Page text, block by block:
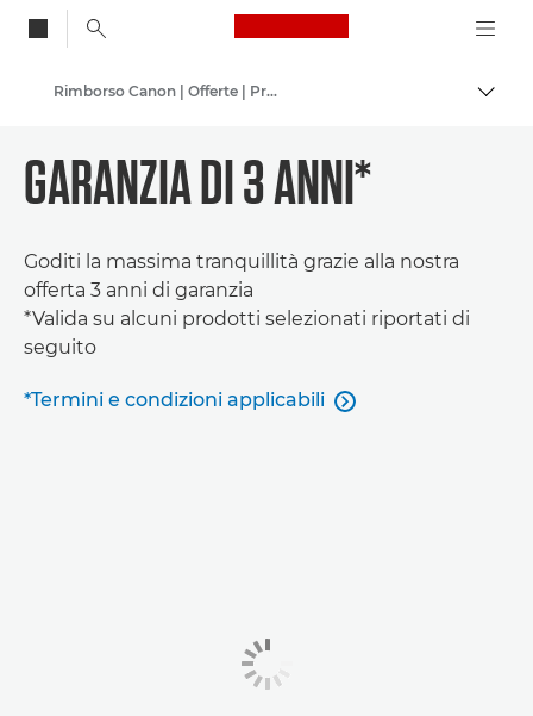
Canon Logo, back
Rimborso Canon | Offerte | Promozioni
GARANZIA DI 3 ANNI*
Goditi la massima tranquillità grazie alla nostra
offerta 3 anni di garanzia
*Valida su alcuni prodotti selezionati riportati di
seguito
*Termini e condizioni applicabili 